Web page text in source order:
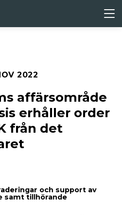
affärsområde
erhåller order
från det
2022
och support av
samt tillhörande